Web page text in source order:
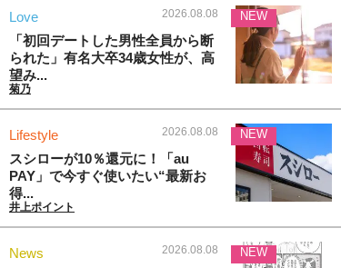
Love 2026.08.08
「初回デートした男性全員から断
られた」有名大卒34歳女性が、高
望み...
菊乃
NEW
Lifestyle 2026.08.08
スシローが10％還元に！「au
PAY」で今すぐ使いたい“最新お
得...
井上ポイント
NEW
News 2026.08.08 NEW